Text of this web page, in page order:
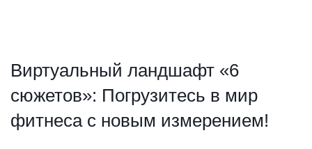
Виртуальный ландшафт «6
сюжетов»: Погрузитесь в мир
фитнеса с новым измерением!